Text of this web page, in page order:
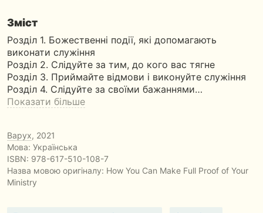
Зміст
Розділ 1. Божественні події, які допомагають
виконати служіння
Розділ 2. Слідуйте за тим, до кого вас тягне
Розділ 3. Приймайте відмови і виконуйте служіння
Розділ 4. Слідуйте за своїми бажаннями…
Показати більше
Варух, 2021
Мова: Українська
ISBN: 978-617-510-108-7
Назва мовою оригіналу: How You Can Make Full Proof of Your
Ministry